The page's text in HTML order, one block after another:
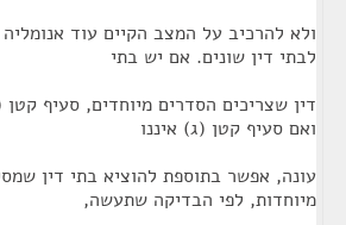
ולא להרכיב על המצב הקיים עוד
לבתי דין שונים. אם יש בתי
דין שצריכים הסדרים מיוחדים, סעיף
ואם סעיף קטן (ג) איננו
עונה, אפשר בתוספת להוציא בתי דין
מיוחדות, לפי הבדיקה שתעשה,